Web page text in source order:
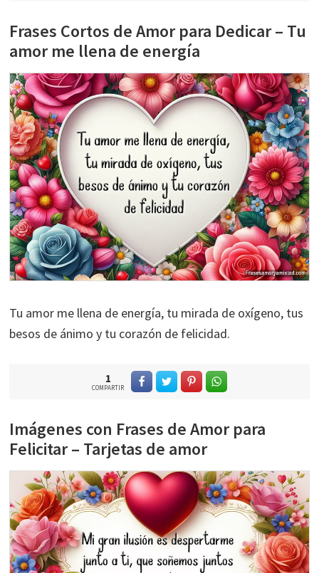
Frases Cortos de Amor para Dedicar – Tu
amor me llena de energía
Tu amor me llena de energía, tu mirada de oxígeno, tus
besos de ánimo y tu corazón de felicidad.
1
COMPARTIR
Imágenes con Frases de Amor para
Felicitar – Tarjetas de amor